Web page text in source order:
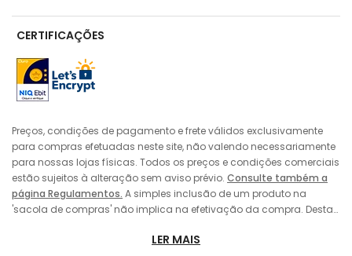
CERTIFICAÇÕES
Preços, condições de pagamento e frete válidos exclusivamente
para compras efetuadas neste site, não valendo necessariamente
para nossas lojas físicas. Todos os preços e condições comerciais
estão sujeitos à alteração sem aviso prévio. Consulte também a
página Regulamentos. A simples inclusão de um produto na
'sacola de compras' não implica na efetivação da compra. Desta
da 'finalização' da compra pelo consumidor, no caso de alteração
LER MAIS